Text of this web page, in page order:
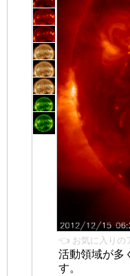
👈 お気に入りの
活動領域が多
す。